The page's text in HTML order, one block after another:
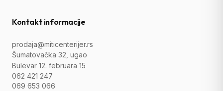
Kontakt informacije
prodaja@miticenterijer.rs
Šumatovačka 32, ugao
Bulevar 12. februara 15
062 421 247
069 653 066